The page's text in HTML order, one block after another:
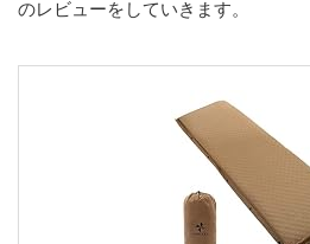
のレビューをしていきます。